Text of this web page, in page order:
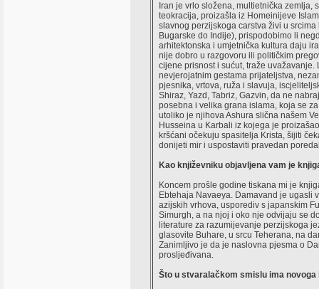
Iran je vrlo složena, multietnička
teokracija, proizašla iz Homeinijeve
slavnog perzijskoga carstva živi u
Bugarske do Indije), prispodobimo li
arhitektonska i umjetnička kultura daju
nije dobro u razgovoru ili političkim
cijene prisnost i sućut, traže
nevjerojatnim gestama prijateljstva,
pjesnika, vrtova, ruža i slavuja,
Shiraz, Yazd, Tabriz, Gazvin, da ne
posebna i velika grana islama, koja se
utoliko je njihova Ashura slična našem
Husseina u Karbali iz kojega je
kršćani očekuju spasitelja Krista, šijiti
donijeti mir i uspostaviti pravedan
Kao književniku objavljena vam je
Koncem prošle godine tiskana mi je
Ebtehaja Navaeya. Damavand je ugasli
azijskih vrhova, usporediv s japanskim
Simurgh, a na njoj i oko nje odvijaju se
literature za razumijevanje perzijskoga
glasovite Buhare, u srcu Teherana, na
Zanimljivo je da je naslovna pjesma o
prosljeđivana.
Što u stvaralačkom smislu ima novoga